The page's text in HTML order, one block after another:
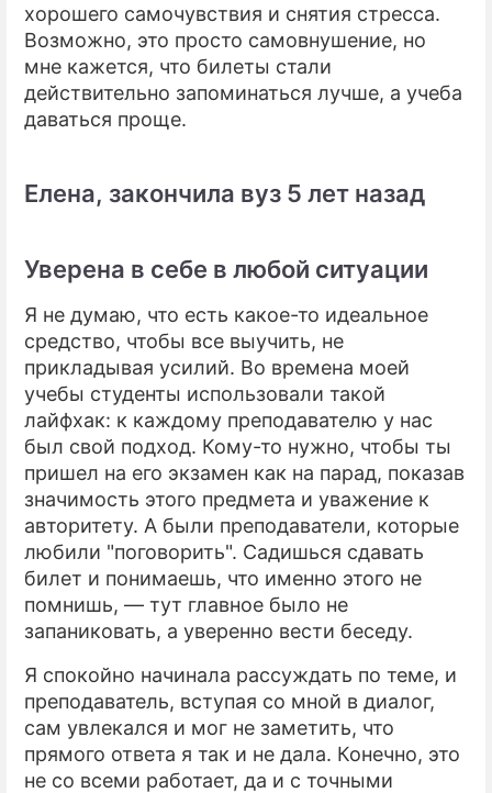
хорошего самочувствия и снятия стресса.
Возможно, это просто самовнушение, но
мне кажется, что билеты стали
действительно запоминаться лучше, а учеба
даваться проще.
Елена, закончила вуз 5 лет назад
Уверена в себе в любой ситуации
Я не думаю, что есть какое-то идеальное
средство, чтобы все выучить, не
прикладывая усилий. Во времена моей
учебы студенты использовали такой
лайфхак: к каждому преподавателю у нас
был свой подход. Кому-то нужно, чтобы ты
пришел на его экзамен как на парад, показав
значимость этого предмета и уважение к
авторитету. А были преподаватели, которые
любили "поговорить". Садишься сдавать
билет и понимаешь, что именно этого не
помнишь, — тут главное было не
запаниковать, а уверенно вести беседу.
Я спокойно начинала рассуждать по теме, и
преподаватель, вступая со мной в диалог,
сам увлекался и мог не заметить, что
прямого ответа я так и не дала. Конечно, это
не со всеми работает, да и с точными